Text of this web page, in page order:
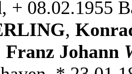
+ 08.02.1955
,
Franz Johann